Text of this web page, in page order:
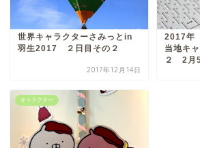
世界キャラクターさみっとin
羽生2017 ２日目その２
2017年12月14日
2017年
当地キ
２ 2月
キャラクター